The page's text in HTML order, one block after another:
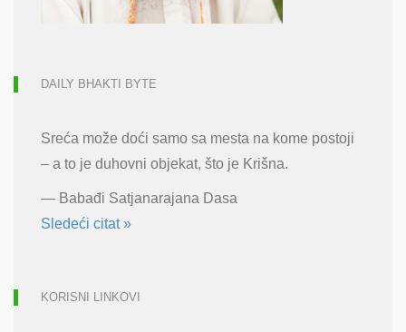
DAILY BHAKTI BYTE
Sreća može doći samo sa mesta na kome postoji
– a to je duhovni objekat, što je Krišna.
— Babađi Satjanarajana Dasa
Sledeći citat »
KORISNI LINKOVI